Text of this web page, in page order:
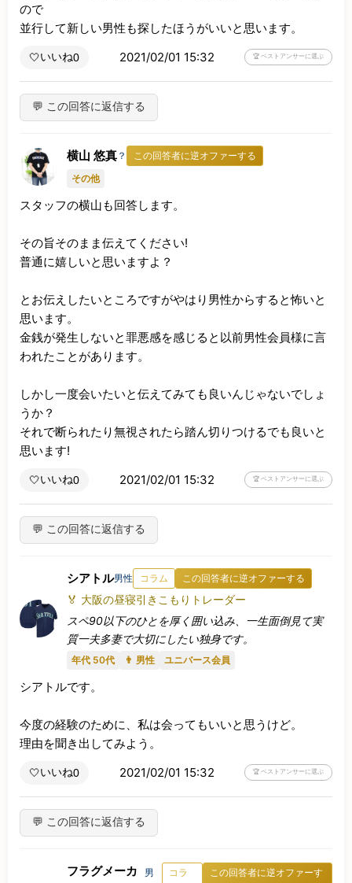
ので
並行して新しい男性も探したほうがいいと思います。
🤍いいね0 2021/02/01 15:32 🏆 ベストアンサーに選ぶ
💬 この回答に返信する
横山 悠真 ？
この回答者に逆オファーする
その他
スタッフの横山も回答します。
その旨そのまま伝えてください!
普通に嬉しいと思いますよ？
とお伝えしたいところですがやはり男性からすると怖いと
思います。
金銭が発生しないと罪悪感を感じると以前男性会員様に言
われたことがあります。
しかし一度会いたいと伝えてみても良いんじゃないでしょ
うか？
それで断られたり無視されたら踏ん切りつけるでも良いと
思います!
🤍いいね0 2021/02/01 15:32 🏆 ベストアンサーに選ぶ
💬 この回答に返信する
シアトル男性 コラム この回答者に逆オファーする
🏅 大阪の昼寝引きこもりトレーダー
スペ90以下のひとを厚く囲い込み、一生面倒見て実
質一夫多妻で大切にしたい独身です。
年代 50代 👨 男性 ユニバース会員
シアトルです。
今度の経験のために、私は会ってもいいと思うけど。
理由を聞き出してみよう。
🤍いいね0 2021/02/01 15:32 🏆 ベストアンサーに選ぶ
💬 この回答に返信する
フラグメーカ
男
コラ
この回答者に逆オファーす